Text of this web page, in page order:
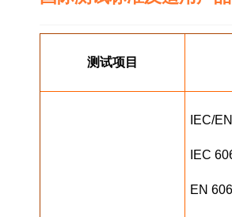
测试项目
IEC/
IEC
EN